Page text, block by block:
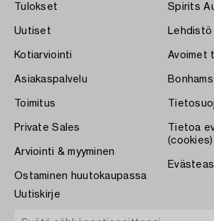
Tulokset
Uutiset
Kotiarviointi
Asiakaspalvelu
Toimitus
Private Sales
Arviointi & myyminen
Ostaminen huutokaupassa
Spirits
Lehdistö
Avoimet
Tietoa
(cookies)
Uutiskirje